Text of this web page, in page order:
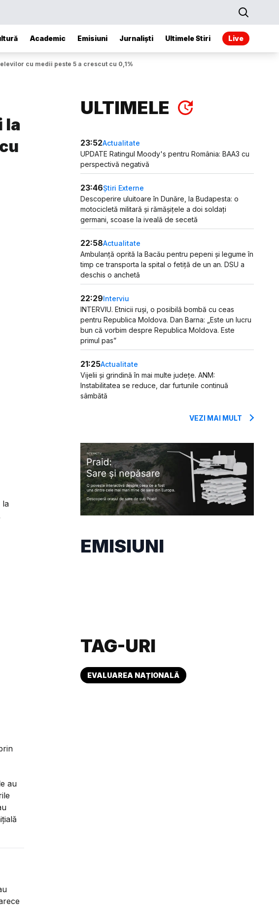
Academic Emisiuni Jurnaliști Ultimele Stiri Live
cu medii peste 5 a crescut cu 0,1%
la
la
au
ULTIMELE
23:52Actualitate
UPDATE Ratingul Moody's pentru România: BAA3 cu
perspectivă negativă
23:46Știri Externe
Descoperire uluitoare în Dunăre, la Budapesta: o
motocicletă militară și rămășițele a doi soldați
germani, scoase la iveală de secetă
22:58Actualitate
Ambulanță oprită la Bacău pentru pepeni și legume în
timp ce transporta la spital o fetiță de un an. DSU a
deschis o anchetă
22:29Interviu
INTERVIU. Etnicii ruși, o posibilă bombă cu ceas
pentru Republica Moldova. Dan Barna: „Este un lucru
bun că vorbim despre Republica Moldova. Este
primul pas”
21:25Actualitate
Vijelii și grindină în mai multe județe. ANM:
Instabilitatea se reduce, dar furtunile continuă
sâmbătă
VEZI MAI MULT
EMISIUNI
TAG-URI
EVALUAREA NAȚIONALĂ